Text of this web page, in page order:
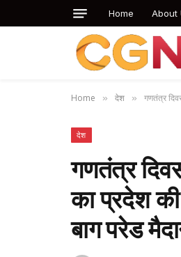
Home About
Home » देश » गणतंत्र
देश
गणतंत्र
का प्रदेश
बाग परेड